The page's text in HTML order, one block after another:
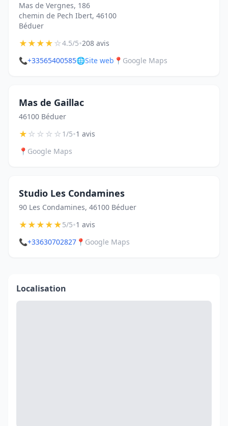
Mas de Vergnes, 186
chemin de Pech Ibert, 46100
Béduer
★★★★☆4.5/5•208 avis
📞+33565400585🌐Site web 📍 Google Maps
Mas de Gaillac
46100 Béduer
★☆☆☆☆1/5•1 avis
📍 Google Maps
Studio Les Condamines
90 Les Condamines, 46100 Béduer
★★★★★5/5•1 avis
📞+33630702827 📍 Google Maps
Localisation